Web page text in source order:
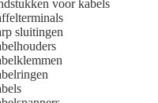
voor kabels
sluitingen